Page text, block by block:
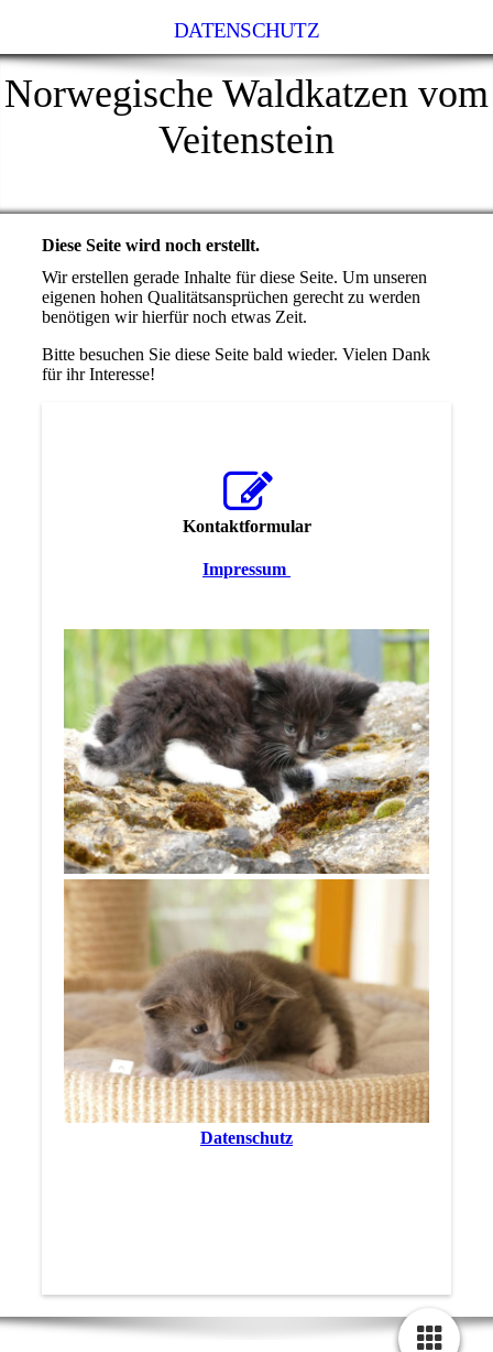
DATENSCHUTZ
Norwegische Waldkatzen vom
Veitenstein
Diese Seite wird noch erstellt.
Wir erstellen gerade Inhalte für diese Seite. Um unseren
eigenen hohen Qualitätsansprüchen gerecht zu werden
benötigen wir hierfür noch etwas Zeit.
Bitte besuchen Sie diese Seite bald wieder. Vielen Dank
für ihr Interesse!
Kontaktformular
Impressum
Datenschutz